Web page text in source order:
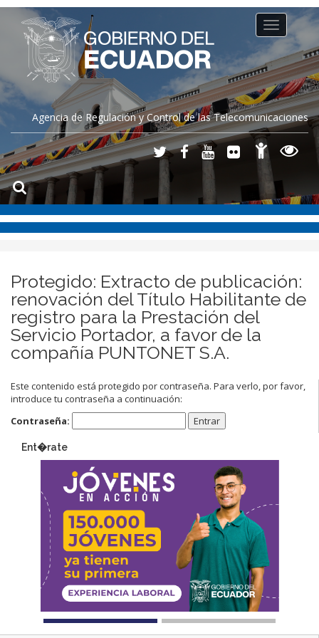
Agencia de Regulación y Control de las Telecomunicaciones
Toggle
navigation
Protegido: Extracto de publicación:
renovación del Título Habilitante de
registro para la Prestación del
Servicio Portador, a favor de la
compañía PUNTONET S.A.
Este contenido está protegido por contraseña. Para verlo, por favor,
introduce tu contraseña a continuación:
Contraseña:
Ent�rate